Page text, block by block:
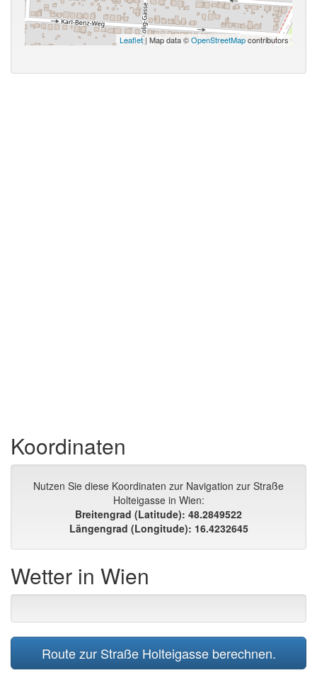
Leaflet| Map data ©OpenStreetMapcontributors
Koordinaten
Nutzen Sie diese Koordinaten zur Navigation zur Straße
Holteigasse in Wien:
Breitengrad (Latitude): 48.2849522
Längengrad (Longitude): 16.4232645
Wetter in Wien
Route zur Straße Holteigasse berechnen.